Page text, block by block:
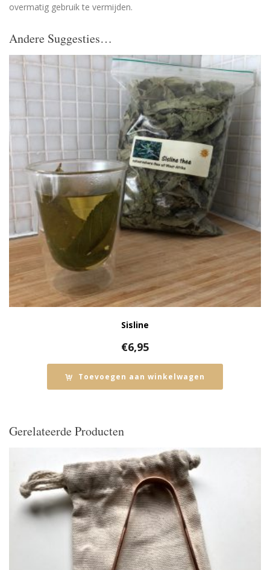
overmatig gebruik te vermijden.
Andere Suggesties…
Sisline
€6,95
Toevoegen aan winkelwagen
Gerelateerde Producten